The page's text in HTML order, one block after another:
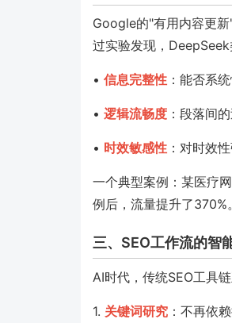
Google的"有用内容更
过实验发现，DeepSeek
• 信息完整性 ：能否系
• 逻辑流畅度 ：段落间
• 时效敏感性 ：对时效
一个典型案例：某医疗
例后，流量提升了370%。
三、SEO工作流的智
AI时代，传统SEO工具
1. 关键词研究 ：不再依